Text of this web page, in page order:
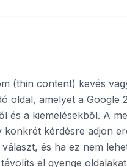
(thin content) kevés
oldal, amelyet a Google
és a kiemelésekből. A
konkrét kérdésre adjon
és ha ez nem
el gyenge